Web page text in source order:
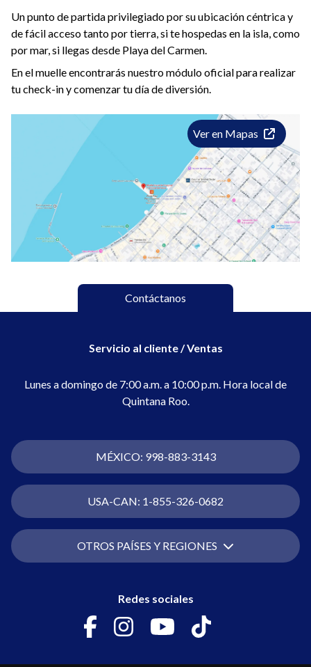
estado de salud óptimo para participar sin riesgos.
Se restringe la actividad de snorkel a mujeres embarazadas,
así como a personas con problemas cardíacos, de espalda o
cualquier otra condición médica que pueda ser agravada
por la actividad.
En Grupo Xcaret cumplimos con las normativas
gubernamentales al ofrecer espacios libres de humo y
La única identificación oficial aceptada para extranjeros es
el pasaporte vigente. Para el caso de visitantes mexicanos,
podrán presentar INE/IFE, FM2/FM3 o pasaporte vigente.
En el caso de menores, serán válidas como identificaciones
CURP, credencial escolar con fotografía o carnet de
vacunación. El documento deberá presentarse en original,
no en versión digital ni copias.
Un punto de partida privilegiado por su ubicación céntrica y
de fácil acceso tanto por tierra, si te hospedas en la isla, como
por mar, si llegas desde Playa del Carmen.
En el muelle encontrarás nuestro módulo oficial para realizar
tu check-in y comenzar tu día de diversión.
Ver en Mapas
Contáctanos
Servicio al cliente / Ventas
Lunes a domingo de 7:00 a.m. a 10:00 p.m. Hora local de
Quintana Roo.
MÉXICO: 998-883-3143
USA-CAN: 1-855-326-0682
OTROS PAÍSES Y REGIONES
Redes sociales